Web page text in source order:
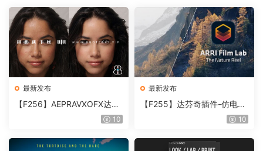
最新发布
【F256】AEPRAVXOFX达芬
奇视频人像磨皮润肤美颜插件
10
最新发布
【F255】达芬奇插件-仿电影
胶片视频调色插件 ARRI Film
10